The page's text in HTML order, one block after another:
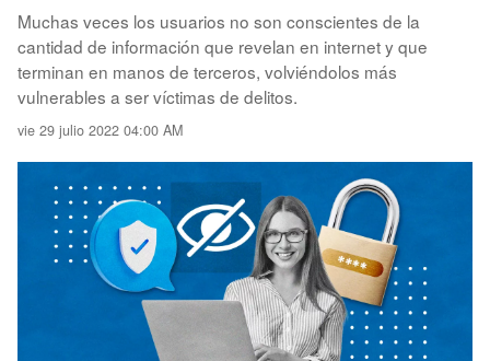
Muchas veces los usuarios no son conscientes de la
cantidad de información que revelan en internet y que
terminan en manos de terceros, volviéndolos más
vulnerables a ser víctimas de delitos.
vie 29 julio 2022 04:00 AM